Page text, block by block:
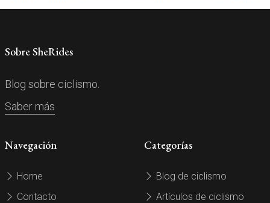
Sobre SheRides
Blog sobre ciclismo.
Saber más
Navegación
Home
Contacto
Categorías
Blog de ciclismo
Artículos de ciclismo